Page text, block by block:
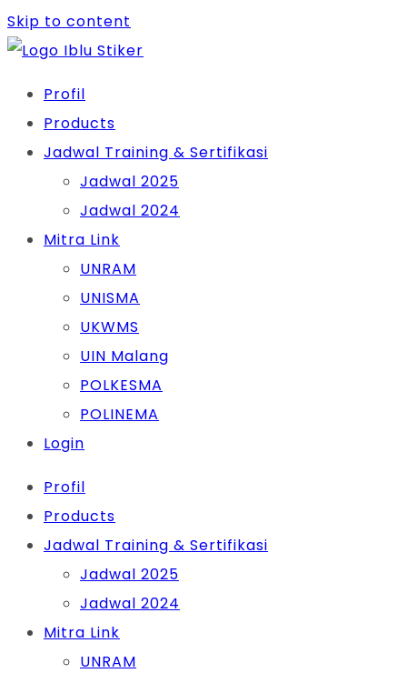
Skip to content
Profil
Products
Jadwal Training & Sertifikasi
Jadwal 2025
Jadwal 2024
Mitra Link
UNRAM
UNISMA
UKWMS
UIN Malang
POLKESMA
POLINEMA
Login
Profil
Products
Jadwal Training & Sertifikasi
Jadwal 2025
Jadwal 2024
Mitra Link
UNRAM